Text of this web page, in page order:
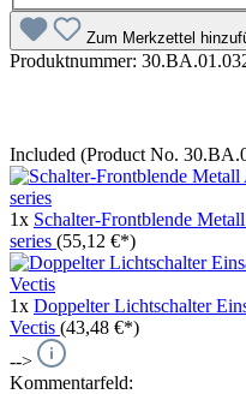
Zum Merkzettel
Produktnummer:
Included (Product No.
1x Schalter-Frontblende
series (55,12 €*)
1x Doppelter Lichtschalter
Vectis (43,48 €*)
-->
Kommentarfeld: